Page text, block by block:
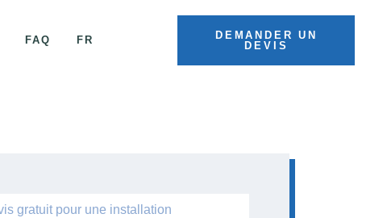
FAQ FR
DEMANDER UN
DEVIS